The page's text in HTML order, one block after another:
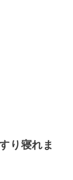
り寝れま